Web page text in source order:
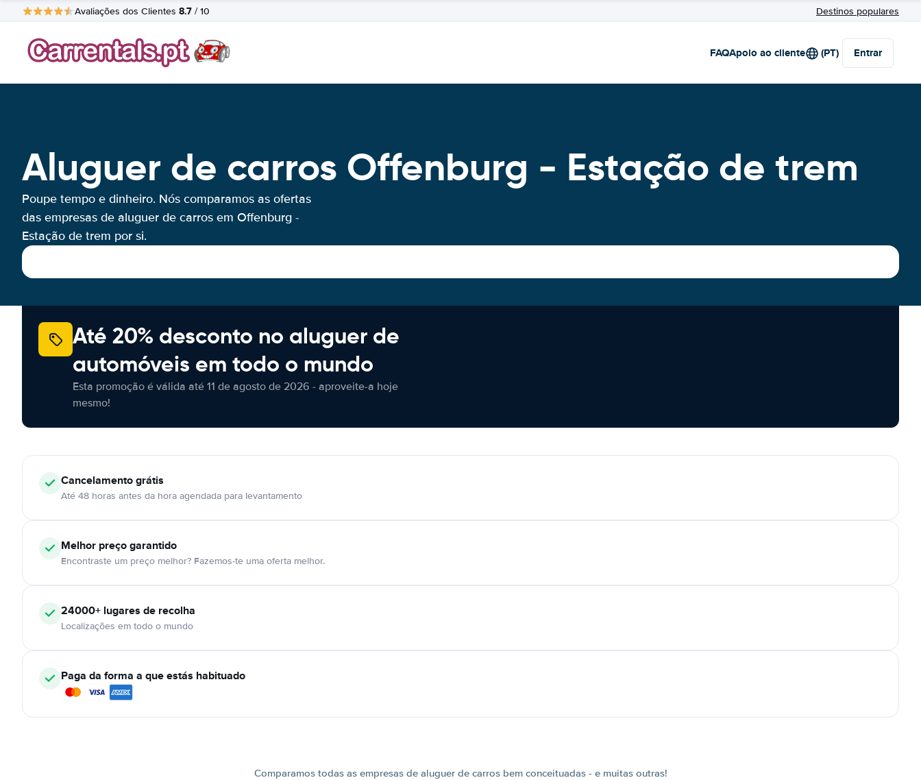
Avaliações dos Clientes 8.7 / 10 Destinos populares
FAQApoio ao cliente (PT) Entrar
Aluguer de carros Offenburg - Estação de trem
Poupe tempo e dinheiro. Nós comparamos as ofertas
das empresas de aluguer de carros em Offenburg -
Estação de trem por si.
Até 20% desconto no aluguer de
automóveis em todo o mundo
Esta promoção é válida até 11 de agosto de 2026 - aproveite-a hoje
mesmo!
Cancelamentográtis
Até 48 horas antes da hora agendada para levantamento
Melhor preço garantido
Encontraste um preço melhor? Fazemos-te uma oferta melhor.
24000+ lugares de recolha
Localizações em todo o mundo
Paga da forma a que estás habituado
Comparamos todas as empresas de aluguer de carros bem conceituadas - e muitas outras!